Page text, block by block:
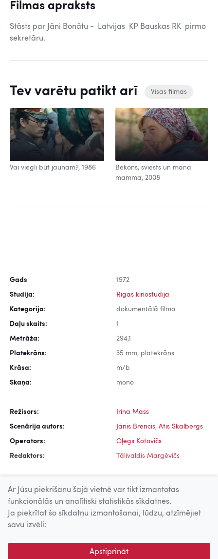
Filmas apraksts
Stāsts par Jāni Bonātu - Latvijas KP Bauskas RK pirmo
sekretāru.
Tev varētu patikt arī Visas filmas
Vai viegli būt jaunam?, 1986
Bekons, sviests un mana
mamma, 2008
Gads 1972
Studija: Rīgas kinostudija
Kategorija: dokumentālā filma
Daļu skaits: 1
Metrāža: 294,1
Platekrāns: 35 mm, platekrāns
Krāsa: m/b
Skaņa: mono
Režisors: Irina Mass
Scenārija autors: Jānis Brencis, Atis Skalbergs
Operators: Oļegs Kotovičs
Redaktors: Tālivaldis Margēvičs
Uz augšu
© 2026 Nacionālais Kino centrs, Kultūras informācijas sistēmu
centrs. Sadarbības partneris: Latvijas Valsts
Ar Jūsu piekrišanu šajā vietnē var tikt izmantotas
funkcionālās un analītiski statistikās sīkdatnes.
Ja piekrītat šo sīkdatņu izmantošanai, lūdzu, atzīmējiet
savu izvēli:
Apstiprināt